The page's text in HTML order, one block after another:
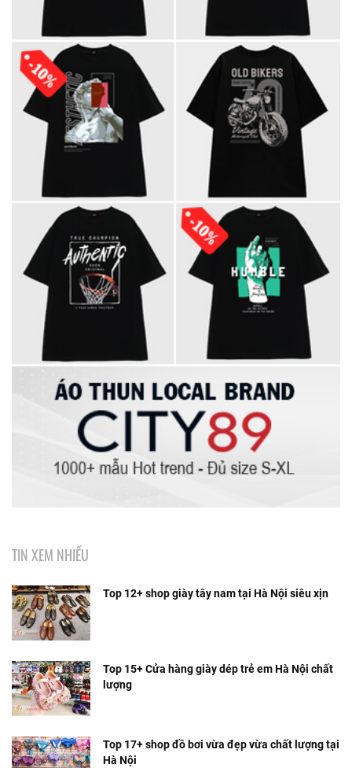
TIN XEM NHIỀU
Top 12+ shop giày tây nam tại Hà Nội siêu xịn
Top 15+ Cửa hàng giày dép trẻ em Hà Nội chất
lượng
Top 17+ shop đồ bơi vừa đẹp vừa chất lượng tại
Hà Nội